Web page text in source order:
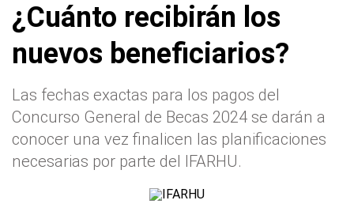
¿Cuánto recibirán los
nuevos beneficiarios?
Las fechas exactas para los pagos del
Concurso General de Becas 2024 se darán a
conocer una vez finalicen las planificaciones
necesarias por parte del IFARHU.